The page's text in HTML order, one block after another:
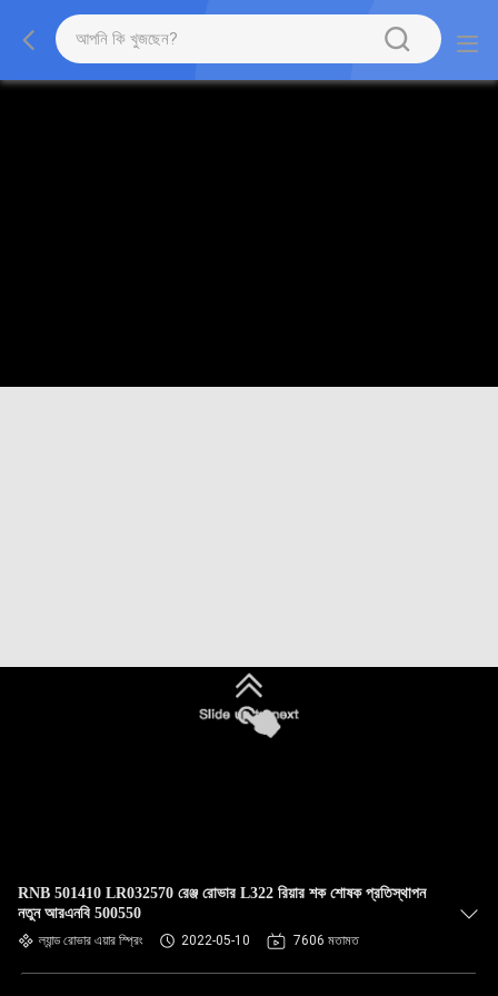
RNB 501410 LR032570 রেঞ্জ রোভার L322 রিয়ার শক শোষক প্রতিস্থাপন
নতুন আরএনবি 500550
ল্যান্ড রোভার এয়ার স্প্রিং 2022-05-10 7606 মতামত